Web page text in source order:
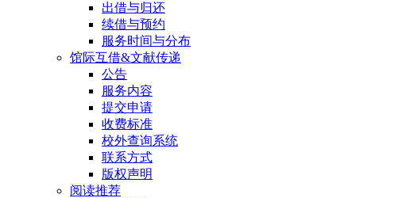
出借与归还
续借与预约
服务时间与分布
馆际互借&文献传递
公告
服务内容
提交申请
收费标准
校外查询系统
联系方式
版权声明
阅读推荐